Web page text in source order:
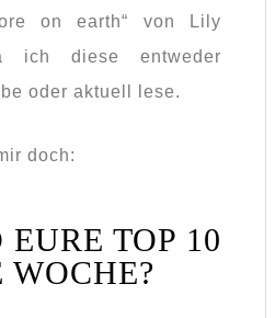
on earth“ von Lily
ich diese entweder
oder aktuell lese.
doch:
TOP 10
WOCHE?